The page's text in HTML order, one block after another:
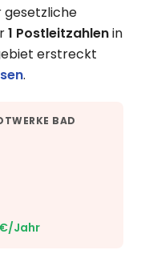
gesetzliche
1 Postleitzahlenin
erstreckt
.
BAD
€/Jahr